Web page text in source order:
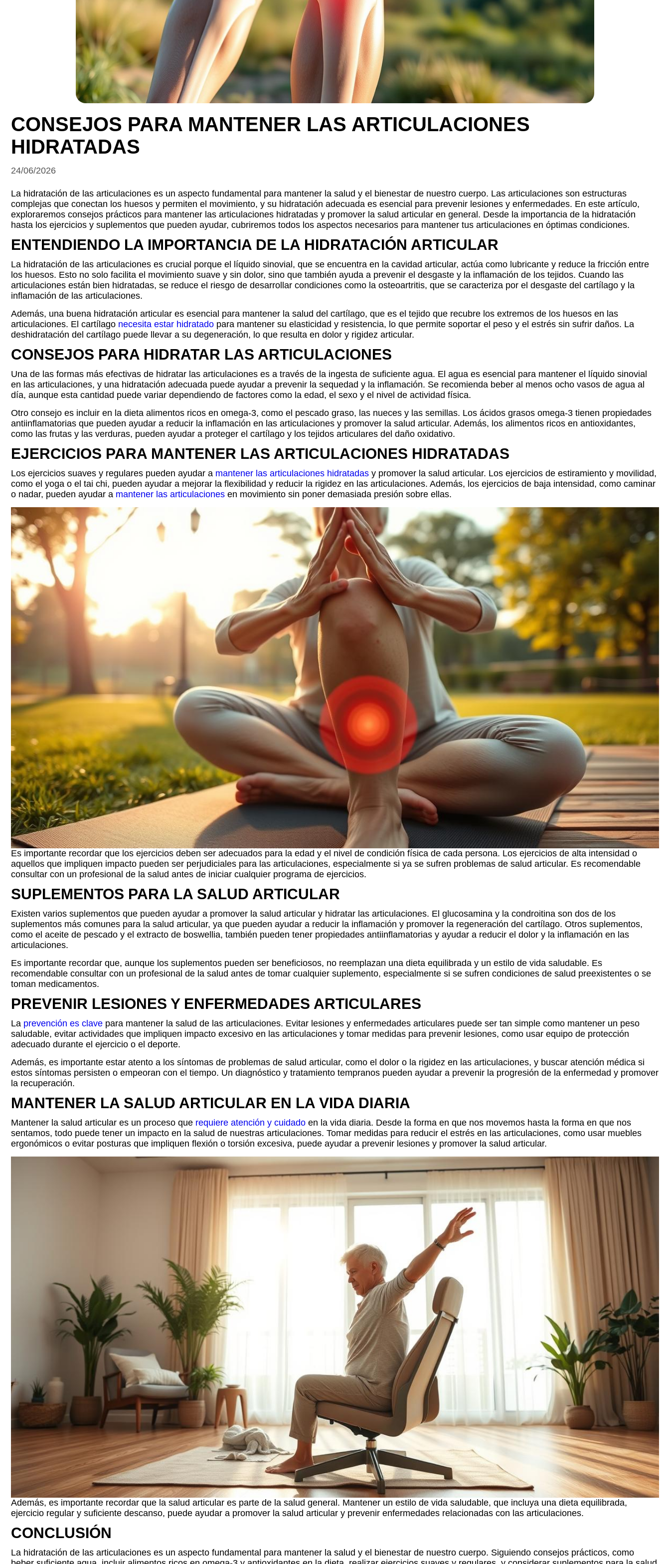
CONSEJOS PARA MANTENER LAS ARTICULACIONES
HIDRATADAS
24/06/2026
La hidratación de las articulaciones es un aspecto fundamental para mantener la salud y el bienestar de nuestro cuerpo. Las articulaciones son estructuras
complejas que conectan los huesos y permiten el movimiento, y su hidratación adecuada es esencial para prevenir lesiones y enfermedades. En este artículo,
exploraremos consejos prácticos para mantener las articulaciones hidratadas y promover la salud articular en general. Desde la importancia de la hidratación
hasta los ejercicios y suplementos que pueden ayudar, cubriremos todos los aspectos necesarios para mantener tus articulaciones en óptimas condiciones.
ENTENDIENDO LA IMPORTANCIA DE LA HIDRATACIÓN ARTICULAR
La hidratación de las articulaciones es crucial porque el líquido sinovial, que se encuentra en la cavidad articular, actúa como lubricante y reduce la fricción entre
los huesos. Esto no solo facilita el movimiento suave y sin dolor, sino que también ayuda a prevenir el desgaste y la inflamación de los tejidos. Cuando las
articulaciones están bien hidratadas, se reduce el riesgo de desarrollar condiciones como la osteoartritis, que se caracteriza por el desgaste del cartílago y la
inflamación de las articulaciones.
Además, una buena hidratación articular es esencial para mantener la salud del cartílago, que es el tejido que recubre los extremos de los huesos en las
articulaciones. El cartílago necesita estar hidratado para mantener su elasticidad y resistencia, lo que permite soportar el peso y el estrés sin sufrir daños. La
deshidratación del cartílago puede llevar a su degeneración, lo que resulta en dolor y rigidez articular.
CONSEJOS PARA HIDRATAR LAS ARTICULACIONES
Una de las formas más efectivas de hidratar las articulaciones es a través de la ingesta de suficiente agua. El agua es esencial para mantener el líquido sinovial
en las articulaciones, y una hidratación adecuada puede ayudar a prevenir la sequedad y la inflamación. Se recomienda beber al menos ocho vasos de agua al
día, aunque esta cantidad puede variar dependiendo de factores como la edad, el sexo y el nivel de actividad física.
Otro consejo es incluir en la dieta alimentos ricos en omega-3, como el pescado graso, las nueces y las semillas. Los ácidos grasos omega-3 tienen propiedades
antiinflamatorias que pueden ayudar a reducir la inflamación en las articulaciones y promover la salud articular. Además, los alimentos ricos en antioxidantes,
como las frutas y las verduras, pueden ayudar a proteger el cartílago y los tejidos articulares del daño oxidativo.
EJERCICIOS PARA MANTENER LAS ARTICULACIONES HIDRATADAS
Los ejercicios suaves y regulares pueden ayudar a mantener las articulaciones hidratadas y promover la salud articular. Los ejercicios de estiramiento y movilidad,
como el yoga o el tai chi, pueden ayudar a mejorar la flexibilidad y reducir la rigidez en las articulaciones. Además, los ejercicios de baja intensidad, como caminar
o nadar, pueden ayudar a mantener las articulaciones en movimiento sin poner demasiada presión sobre ellas.
Es importante recordar que los ejercicios deben ser adecuados para la edad y el nivel de condición física de cada persona. Los ejercicios de alta intensidad o
aquellos que impliquen impacto pueden ser perjudiciales para las articulaciones, especialmente si ya se sufren problemas de salud articular. Es recomendable
consultar con un profesional de la salud antes de iniciar cualquier programa de ejercicios.
SUPLEMENTOS PARA LA SALUD ARTICULAR
Existen varios suplementos que pueden ayudar a promover la salud articular y hidratar las articulaciones. El glucosamina y la condroitina son dos de los
suplementos más comunes para la salud articular, ya que pueden ayudar a reducir la inflamación y promover la regeneración del cartílago. Otros suplementos,
como el aceite de pescado y el extracto de boswellia, también pueden tener propiedades antiinflamatorias y ayudar a reducir el dolor y la inflamación en las
articulaciones.
Es importante recordar que, aunque los suplementos pueden ser beneficiosos, no reemplazan una dieta equilibrada y un estilo de vida saludable. Es
recomendable consultar con un profesional de la salud antes de tomar cualquier suplemento, especialmente si se sufren condiciones de salud preexistentes o se
toman medicamentos.
PREVENIR LESIONES Y ENFERMEDADES ARTICULARES
La prevención es clave para mantener la salud de las articulaciones. Evitar lesiones y enfermedades articulares puede ser tan simple como mantener un peso
saludable, evitar actividades que impliquen impacto excesivo en las articulaciones y tomar medidas para prevenir lesiones, como usar equipo de protección
adecuado durante el ejercicio o el deporte.
Además, es importante estar atento a los síntomas de problemas de salud articular, como el dolor o la rigidez en las articulaciones, y buscar atención médica si
estos síntomas persisten o empeoran con el tiempo. Un diagnóstico y tratamiento tempranos pueden ayudar a prevenir la progresión de la enfermedad y promover
la recuperación.
MANTENER LA SALUD ARTICULAR EN LA VIDA DIARIA
Mantener la salud articular es un proceso que requiere atención y cuidado en la vida diaria. Desde la forma en que nos movemos hasta la forma en que nos
sentamos, todo puede tener un impacto en la salud de nuestras articulaciones. Tomar medidas para reducir el estrés en las articulaciones, como usar muebles
ergonómicos o evitar posturas que impliquen flexión o torsión excesiva, puede ayudar a prevenir lesiones y promover la salud articular.
Además, es importante recordar que la salud articular es parte de la salud general. Mantener un estilo de vida saludable, que incluya una dieta equilibrada,
ejercicio regular y suficiente descanso, puede ayudar a promover la salud articular y prevenir enfermedades relacionadas con las articulaciones.
CONCLUSIÓN
La hidratación de las articulaciones es un aspecto fundamental para mantener la salud y el bienestar de nuestro cuerpo. Siguiendo consejos prácticos, como